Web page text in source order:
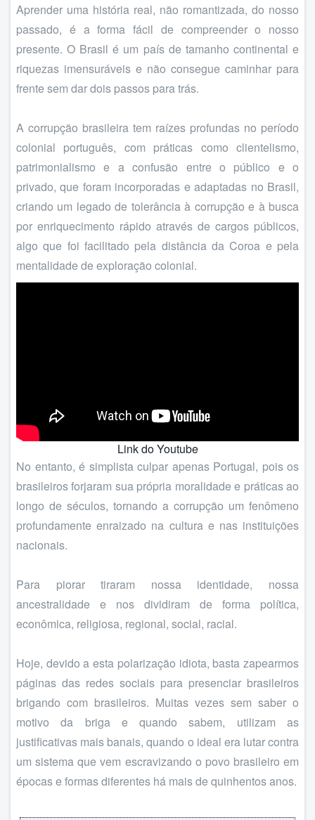
Aprender uma história real, não romantizada, do nosso
passado, é a forma fácil de compreender o nosso
presente. O Brasil é um país de tamanho continental e
riquezas imensuráveis e não consegue caminhar para
frente sem dar dois passos para trás.
A corrupção brasileira tem raízes profundas no período
colonial português, com práticas como clientelismo,
patrimonialismo e a confusão entre o público e o
privado, que foram incorporadas e adaptadas no Brasil,
criando um legado de tolerância à corrupção e à busca
por enriquecimento rápido através de cargos públicos,
algo que foi facilitado pela distância da Coroa e pela
mentalidade de exploração colonial.
Link do Youtube
No entanto, é simplista culpar apenas Portugal, pois os
brasileiros forjaram sua própria moralidade e práticas ao
longo de séculos, tornando a corrupção um fenômeno
profundamente enraizado na cultura e nas instituições
nacionais.
Para piorar tiraram nossa identidade, nossa
ancestralidade e nos dividiram de forma política,
econômica, religiosa, regional, social, racial.
Hoje, devido a esta polarização idiota, basta zapearmos
páginas das redes sociais para presenciar brasileiros
brigando com brasileiros. Muitas vezes sem saber o
motivo da briga e quando sabem, utilizam as
justificativas mais banais, quando o ideal era lutar contra
um sistema que vem escravizando o povo brasileiro em
épocas e formas diferentes há mais de quinhentos anos.